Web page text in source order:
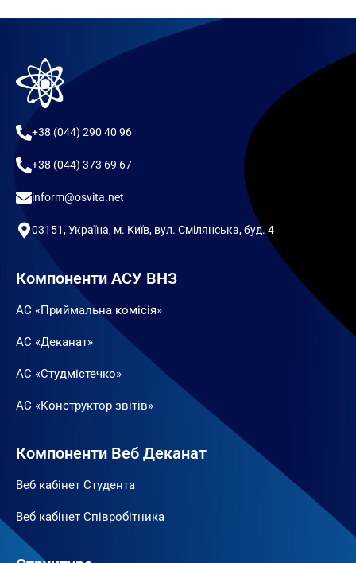
+38 (044) 290 40 96
+38 (044) 373 69 67
inform@osvita.net
03151, Україна, м. Київ, вул. Смілянська, буд. 4
Компоненти АСУ ВНЗ
АС «Приймальна комісія»
АС «Деканат»
АС «Студмістечко»
АС «Конструктор звітів»
Компоненти Веб Деканат
Веб кабінет Студента
Веб кабінет Співробітника